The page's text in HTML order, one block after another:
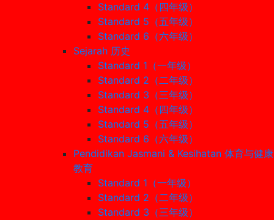
Standard 4（四年级）
Standard 5（五年级）
Standard 6（六年级）
Sejarah 历史
Standard 1（一年级）
Standard 2（二年级）
Standard 3（三年级）
Standard 4（四年级）
Standard 5（五年级）
Standard 6（六年级）
Pendidikan Jasmani & Kesihatan 体育与健康
教育
Standard 1（一年级）
Standard 2（二年级）
Standard 3（三年级）